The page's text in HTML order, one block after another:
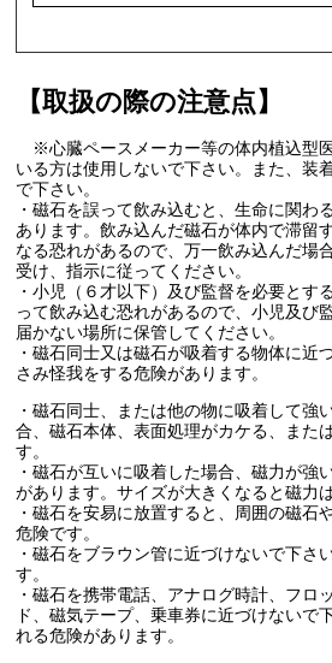
【取扱の際の注意点】
※心臓ペースメーカー等の体内植込型
いる方は使用しないで下さい。また、装
で下さい。
・磁石を誤って飲み込むと、生命に関わ
あります。飲み込んだ磁石が体内で滞留
なる恐れがあるので、万一飲み込んだ場
受け、指示に従ってください。
・小児（６才以下）及び監督を必要とす
って飲み込む恐れがあるので、小児及び
届かない場所に保管してください。
・磁石同士又は磁石が吸着する物体に近
さみ怪我をする危険があります。
・磁石同士、または他の物に吸着して強
合、磁石本体、表面処理がカケる、また
す。
・磁石が互いに吸着した場合、磁力が強
があります。サイズが大きくなると磁力
・磁石を安易に放置すると、周囲の磁石
危険です。
・磁石をブラウン管に近づけないで下さ
す。
・磁石を携帯電話、アナログ時計、フロ
ド、磁気テープ、乗車券に近づけないで
れる危険があります。